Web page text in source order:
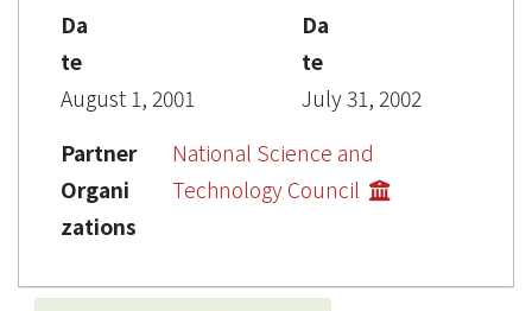
Da
te
August 1, 2001
Da
te
July 31, 2002
Partner
Organi
zations
National Science and
Technology Council